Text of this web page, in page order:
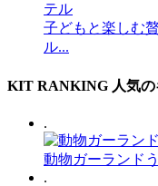
子どもと楽しむ
ル...
KIT RANKING 人気
.
動物ガーランド
.